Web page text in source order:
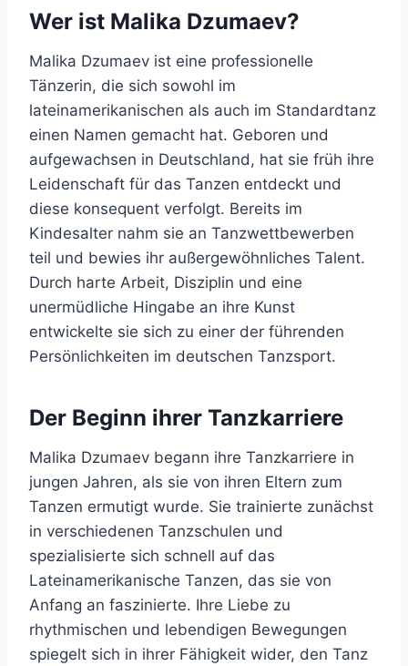
Wer ist Malika Dzumaev?
Malika Dzumaev ist eine professionelle
Tänzerin, die sich sowohl im
lateinamerikanischen als auch im Standardtanz
einen Namen gemacht hat. Geboren und
aufgewachsen in Deutschland, hat sie früh ihre
Leidenschaft für das Tanzen entdeckt und
diese konsequent verfolgt. Bereits im
Kindesalter nahm sie an Tanzwettbewerben
teil und bewies ihr außergewöhnliches Talent.
Durch harte Arbeit, Disziplin und eine
unermüdliche Hingabe an ihre Kunst
entwickelte sie sich zu einer der führenden
Persönlichkeiten im deutschen Tanzsport.
Der Beginn ihrer Tanzkarriere
Malika Dzumaev begann ihre Tanzkarriere in
jungen Jahren, als sie von ihren Eltern zum
Tanzen ermutigt wurde. Sie trainierte zunächst
in verschiedenen Tanzschulen und
spezialisierte sich schnell auf das
Lateinamerikanische Tanzen, das sie von
Anfang an faszinierte. Ihre Liebe zu
rhythmischen und lebendigen Bewegungen
spiegelt sich in ihrer Fähigkeit wider, den Tanz